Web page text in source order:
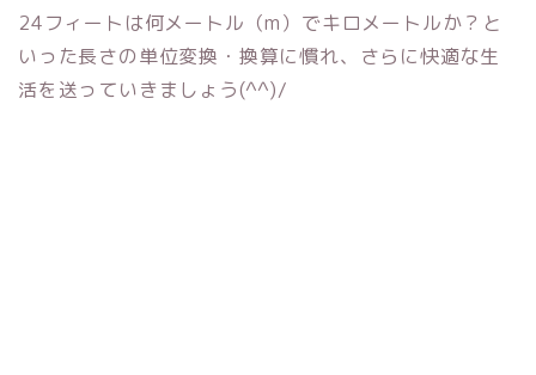
24フィートは何メートル（m）でキロメートルか？と
いった長さの単位変換・換算に慣れ、さらに快適な生
活を送っていきましょう(^^)/